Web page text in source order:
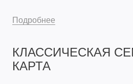
Подробнее
КЛАССИЧЕСКАЯ
КАРТА